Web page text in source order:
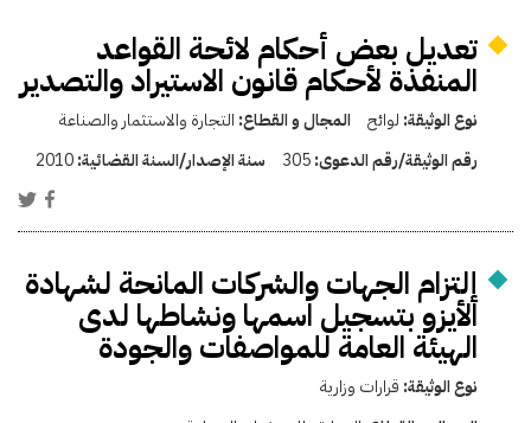
تعديل بعض أحكام لائحة القواعد
المنفذة لأحكام قانون الاستيراد والتصدير
نوع الوثيقة: لوائح المجال و القطاع: التجارة والاستثمار والصناعة
رقم الوثيقة/رقم الدعوى:305 سنة الإصدار/السنة القضائية:2010
إلتزام الجهات والشركات المانحة لشهادة
الأيزو بتسجيل اسمها ونشاطها لدى
الهيئة العامة للمواصفات والجودة
نوع الوثيقة: قرارات وزارية